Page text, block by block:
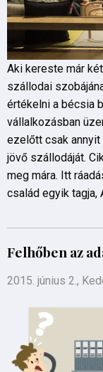
Aki kereste már
szállodai
értékelni a bécsia
vállalkozásban
ezelőtt csak annyit
jövő szállodáját.
meg mára. Itt
család egyik tagja,
Felhőben az
2015. június 2.,